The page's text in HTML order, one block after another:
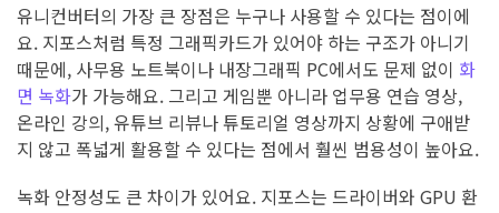
유니컨버터의 가장 큰 장점은 누구나 사용할 수 있다는 점이에
요. 지포스처럼 특정 그래픽카드가 있어야 하는 구조가 아니기
때문에, 사무용 노트북이나 내장그래픽 PC에서도 문제 없이 화
면 녹화가 가능해요. 그리고 게임뿐 아니라 업무용 연습 영상,
온라인 강의, 유튜브 리뷰나 튜토리얼 영상까지 상황에 구애받
지 않고 폭넓게 활용할 수 있다는 점에서 훨씬 범용성이 높아요.
녹화 안정성도 큰 차이가 있어요. 지포스는 드라이버와 GPU 환